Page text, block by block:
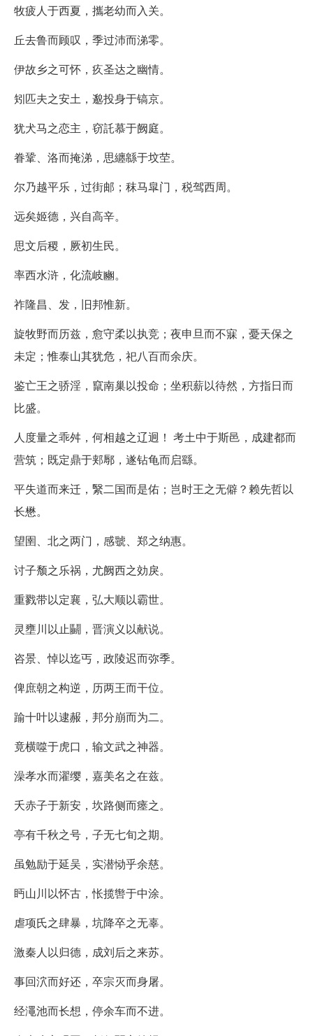
牧疲人于西夏，攜老幼而入关。
丘去鲁而顾叹，季过沛而涕零。
伊故乡之可怀，疚圣达之幽情。
矧匹夫之安土，邈投身于镐京。
犹犬马之恋主，窃託慕于阙庭。
眷鞏、洛而掩涕，思纏緜于坟茔。
尔乃越平乐，过街邮；秣马皐门，税驾西周。
远矣姬德，兴自高辛。
思文后稷，厥初生民。
率西水浒，化流岐豳。
祚隆昌、发，旧邦惟新。
旋牧野而历兹，愈守柔以执竞；夜申旦而不寐，憂天保之
未定；惟泰山其犹危，祀八百而余庆。
鉴亡王之骄淫，竄南巢以投命；坐积薪以待然，方指日而
比盛。
人度量之乖舛，何相越之辽迥！ 考土中于斯邑，成建都而
营筑；既定鼎于郏鄏，遂钻龟而启繇。
平失道而来迁，繄二国而是佑；岂时王之无僻？赖先哲以
长懋。
望圉、北之两门，感虢、郑之纳惠。
讨子颓之乐祸，尤阙西之効戾。
重戮带以定襄，弘大顺以霸世。
灵壅川以止鬭，晋演义以献说。
咨景、悼以迄丐，政陵迟而弥季。
俾庶朝之构逆，历两王而干位。
踰十叶以逮赧，邦分崩而为二。
竟横噬于虎口，输文武之神器。
澡孝水而濯缨，嘉美名之在兹。
夭赤子于新安，坎路侧而瘗之。
亭有千秋之号，子无七旬之期。
虽勉励于延吴，实潜恸乎余慈。
眄山川以怀古，怅揽辔于中涂。
虐项氏之肆暴，坑降卒之无辜。
激秦人以归德，成刘后之来苏。
事回泬而好还，卒宗灭而身屠。
经澠池而长想，停余车而不进。